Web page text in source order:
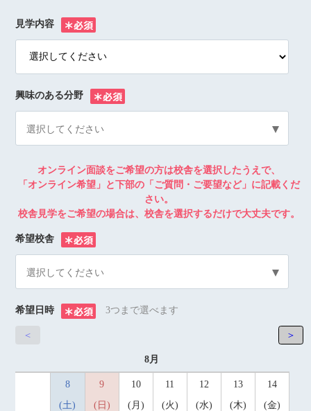
見学内容
興味のある分野
選択してください
オンライン面談をご希望の方は校舎を選択したうえで、
「オンライン希望」と下部の「ご質問・ご要望など」に記載くだ
さい。
校舎見学をご希望の場合は、校舎を選択するだけで大丈夫です。
希望校舎
選択してください
希望日時 3つまで選べます
＞
＜
8月
8 9 10 11 12 13
14
土
日 月 火 水 木
金